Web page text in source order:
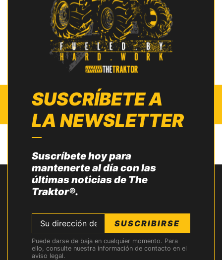
SUSCRÍBETE A
LA NEWSLETTER
Suscríbete hoy para
mantenerte al día con las
últimas noticias de The
Traktor®.
SUSCRIBIRSE
Puede darse de baja en cualquier momento. Para
ello, consulte nuestra información de contacto en el
aviso legal.